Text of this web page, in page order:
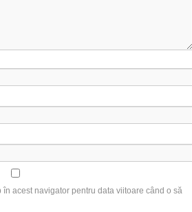
acest navigator pentru data viitoare când o să